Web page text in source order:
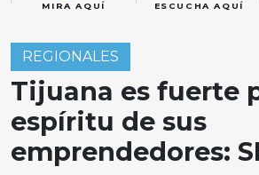
MIRA AQUÍ ESCUCHA AQUÍ
REGIONALES
Tijuana es fuerte
espíritu de sus
emprendedores: